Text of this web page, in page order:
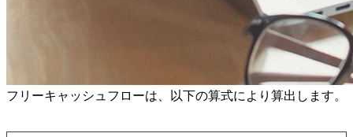
フリーキャッシュフローは、以下の算式により算出します。